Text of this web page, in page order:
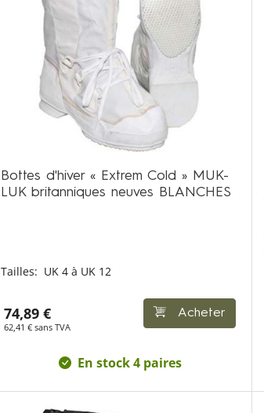
Bottes d'hiver « Extrem Cold » MUK-
LUK britanniques neuves BLANCHES
Tailles: UK 4 à UK 12
74,89 €
62,41 € sans TVA
Acheter
En stock 4 paires